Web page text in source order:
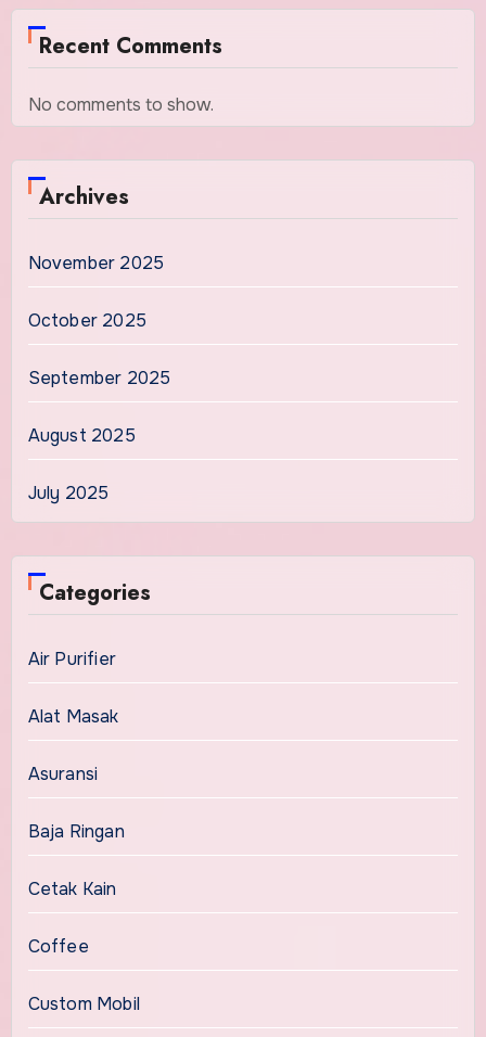
Recent Comments
No comments to show.
Archives
November 2025
October 2025
September 2025
August 2025
July 2025
Categories
Air Purifier
Alat Masak
Asuransi
Baja Ringan
Cetak Kain
Coffee
Custom Mobil